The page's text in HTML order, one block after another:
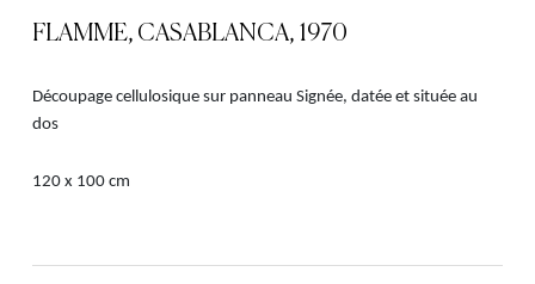
FLAMME, CASABLANCA, 1970
Découpage cellulosique sur panneauSignée, datée et située au
dos
120 x 100 cm